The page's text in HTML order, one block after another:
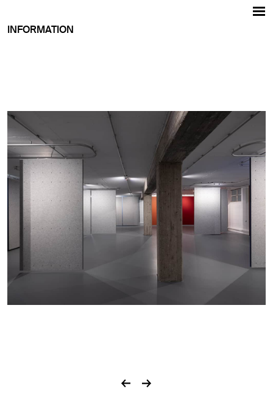
INFORMATION